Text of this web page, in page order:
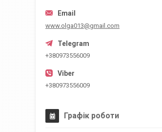
www.olga013@gmail.com
+380973556009
+380973556009
Графік роботи